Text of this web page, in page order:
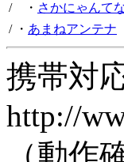
/ ・ さかにゃんて
/ ・ あまねアンテナ
携帯対
http://
（動作